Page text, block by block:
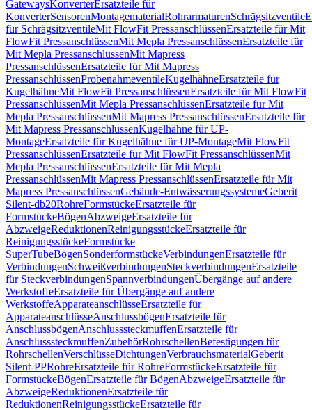
GatewaysKonverterErsatzteile für
KonverterSensorenMontagematerialRohrarmaturenSchrägsitzventile
für SchrägsitzventileMit FlowFit PressanschlüssenErsatzteile für Mit
FlowFit PressanschlüssenMit Mepla PressanschlüssenErsatzteile für
Mit Mepla PressanschlüssenMit Mapress
PressanschlüssenErsatzteile für Mit Mapress
PressanschlüssenProbenahmeventileKugelhähneErsatzteile für
KugelhähneMit FlowFit PressanschlüssenErsatzteile für Mit FlowFit
PressanschlüssenMit Mepla PressanschlüssenErsatzteile für Mit
Mepla PressanschlüssenMit Mapress PressanschlüssenErsatzteile für
Mit Mapress PressanschlüssenKugelhähne für UP-
MontageErsatzteile für Kugelhähne für UP-MontageMit FlowFit
PressanschlüssenErsatzteile für Mit FlowFit PressanschlüssenMit
Mepla PressanschlüssenErsatzteile für Mit Mepla
PressanschlüssenMit Mapress PressanschlüssenErsatzteile für Mit
Mapress PressanschlüssenGebäude-EntwässerungssystemeGeberit
Silent-db20RohreFormstückeErsatzteile für
FormstückeBögenAbzweigeErsatzteile für
AbzweigeReduktionenReinigungsstückeErsatzteile für
ReinigungsstückeFormstücke
SuperTubeBögenSonderformstückeVerbindungenErsatzteile für
VerbindungenSchweißverbindungenSteckverbindungenErsatzteile
für SteckverbindungenSpannverbindungenÜbergänge auf andere
WerkstoffeErsatzteile für Übergänge auf andere
WerkstoffeApparateanschlüsseErsatzteile für
ApparateanschlüsseAnschlussbögenErsatzteile für
AnschlussbögenAnschlusssteckmuffenErsatzteile für
AnschlusssteckmuffenZubehörRohrschellenBefestigungen für
RohrschellenVerschlüsseDichtungenVerbrauchsmaterialGeberit
Silent-PPRohreErsatzteile für RohreFormstückeErsatzteile für
FormstückeBögenErsatzteile für BögenAbzweigeErsatzteile für
AbzweigeReduktionenErsatzteile für
ReduktionenReinigungsstückeErsatzteile für